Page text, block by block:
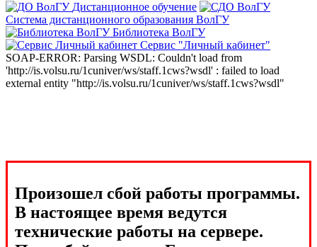
Дистанционное обучение
Система дистанционного образования ВолГУ
Библиотека ВолГУ
Сервис "Личный кабинет"
SOAP-ERROR: Parsing WSDL: Couldn't load from
'http://is.volsu.ru/1cuniver/ws/staff.1cws?wsdl' : failed to load
external entity "http://is.volsu.ru/1cuniver/ws/staff.1cws?wsdl"
Произошел сбой работы программы.
В настоящее время ведутся
технические работы на сервере.